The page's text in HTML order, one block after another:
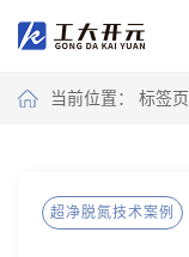
当前位置： 标签页
超净脱氮技术案例